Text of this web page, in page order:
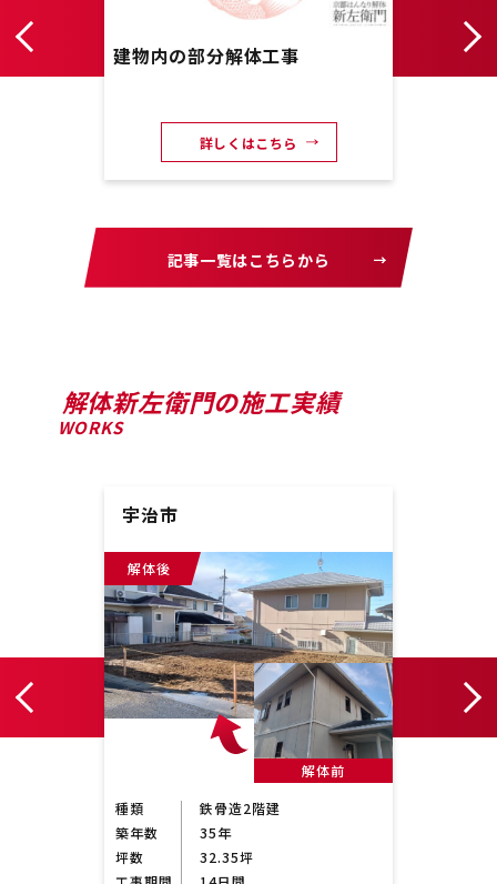
建物内の部分解体工事
詳しくはこちら
商
記事一覧はこちらから
解体新左衛門の施工実績
WORKS
宇治市
解体後
解体前
種類
鉄骨造2階建
築年数
35年
坪数
32.35坪